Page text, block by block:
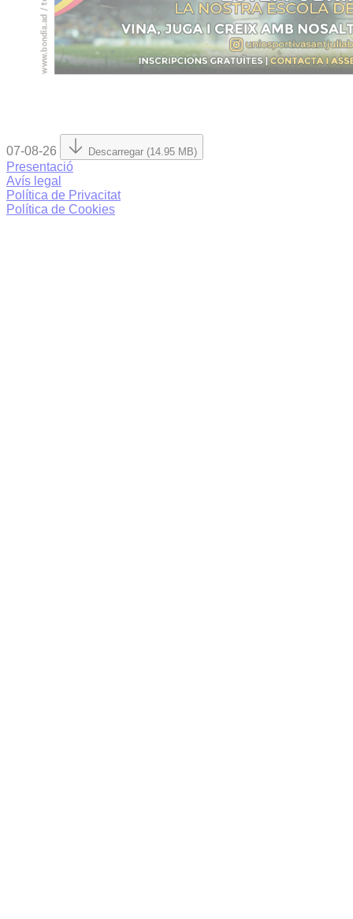
07-08-26 Descarregar (14.95 MB)
Presentació
Avís legal
Política de Privacitat
Política de Cookies